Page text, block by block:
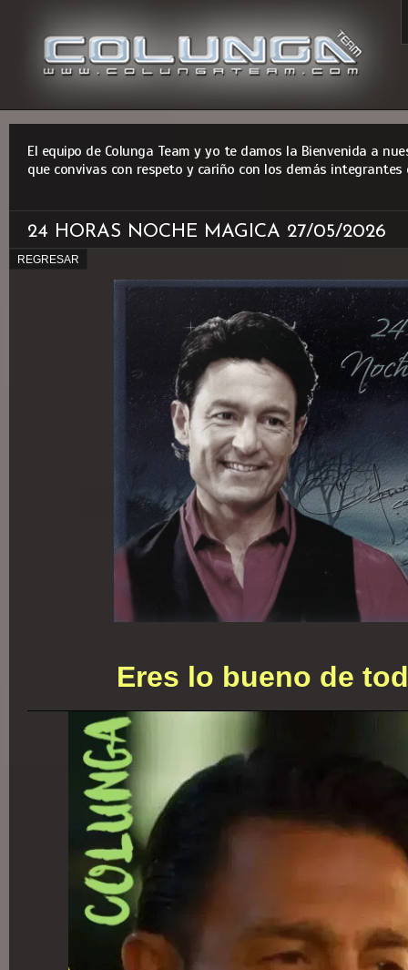
El equipo de Colunga Team y yo te damos la Bienvenida a
que convivas con respeto y cariño con los demás integrantes
24 HORAS NOCHE MAGICA 27/05/2026
REGRESAR
Eres lo bueno de